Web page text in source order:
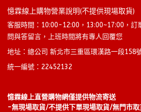
憶霖線上購物營業說明(不提供現場取貨)
客服時間：10:00-12:00，13:00~17:00，訂
問與答留言，上班時間將有專人回覆您
地址：總公司 新北市三重區環漢路一段158
統一編號：22452132
憶霖線上直營購物網僅提供物流寄送
-無現場取貨/不提供下單現場取貨/無門市